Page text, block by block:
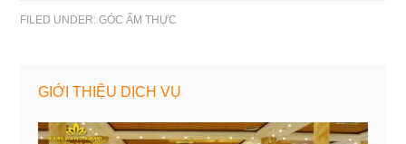
FILED UNDER:GÓC ẨM THỰC
GIỚI THIỆU DỊCH VỤ